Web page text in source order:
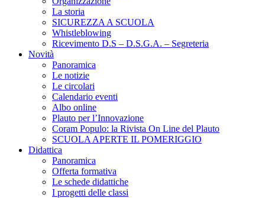
La storia
SICUREZZA A SCUOLA
Whistleblowing
Ricevimento D.S – D.S.G.A. – Segreteria
Novità
Panoramica
Le notizie
Le circolari
Calendario eventi
Albo online
Plauto per l’Innovazione
Coram Populo: la Rivista On Line del Plauto
SCUOLA APERTE IL POMERIGGIO
Didattica
Panoramica
Offerta formativa
Le schede didattiche
I progetti delle classi